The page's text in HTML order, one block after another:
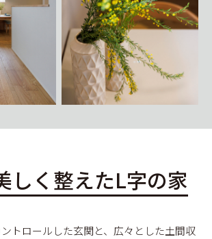
しく整えたL字の家
トロールした玄関と、広々とした土間収